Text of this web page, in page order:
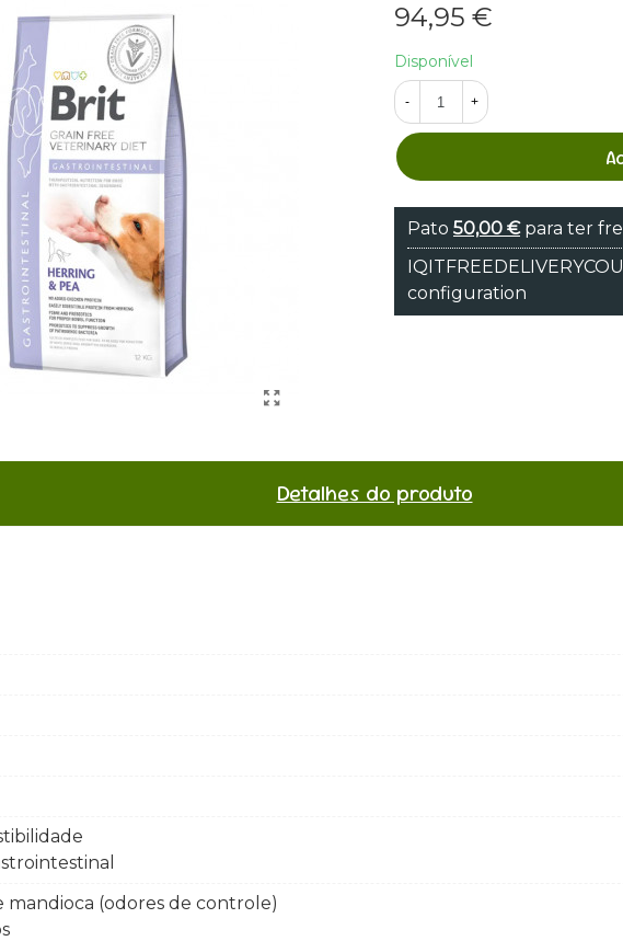
94,95 €
Disponível
- +
Pato 50,00 €para ter
configuration
Detalhes do produto
mandioca (odores de controle)